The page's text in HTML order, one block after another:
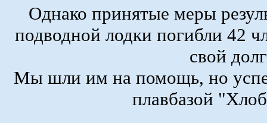
Однако принятые меры
подводной лодки погибли 42
свой
Мы шли им на помощь, но
плавбазой